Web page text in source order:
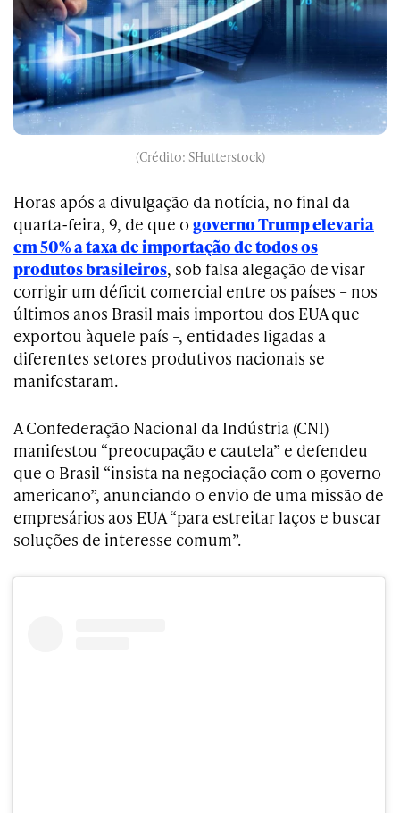
(Crédito: SHutterstock)
Horas após a divulgação da notícia, no final da
quarta-feira, 9, de que o governo Trump elevaria
em 50% a taxa de importação de todos os
produtos brasileiros, sob falsa alegação de visar
corrigir um déficit comercial entre os países – nos
últimos anos Brasil mais importou dos EUA que
exportou àquele país –, entidades ligadas a
diferentes setores produtivos nacionais se
manifestaram.
A Confederação Nacional da Indústria (CNI)
manifestou “preocupação e cautela” e defendeu
que o Brasil “insista na negociação com o governo
americano”, anunciando o envio de uma missão de
empresários aos EUA “para estreitar laços e buscar
soluções de interesse comum”.